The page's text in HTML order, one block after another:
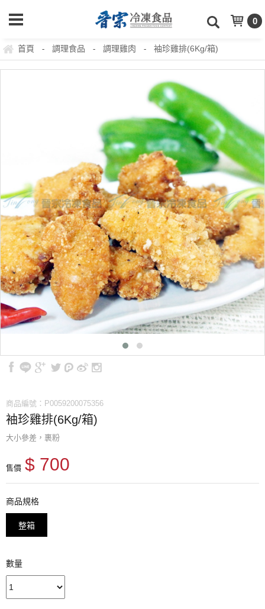
0
首頁 - 調理食品 - 調理雞肉 - 袖珍雞排(6Kg/箱)
商品編號：P0059200075356
袖珍雞排(6Kg/箱)
大小參差，裹粉
售價 $ 700
商品規格
整箱
數量